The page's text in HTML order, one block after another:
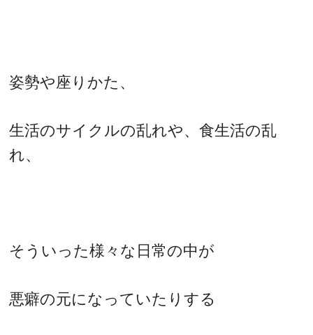
姿勢や座りかた、
生活のサイクルの乱れや、食生活の乱
れ、
そういった様々な日常の中が
悪癖の元になっていたりする